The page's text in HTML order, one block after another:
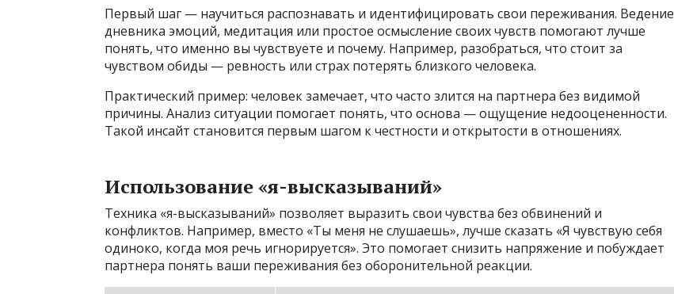
Первый шаг — научиться распознавать и идентифицировать свои переживания. Ведение
дневника эмоций, медитация или простое осмысление своих чувств помогают лучше
понять, что именно вы чувствуете и почему. Например, разобраться, что стоит за
чувством обиды — ревность или страх потерять близкого человека.
Практический пример: человек замечает, что часто злится на партнера без видимой
причины. Анализ ситуации помогает понять, что основа — ощущение недооцененности.
Такой инсайт становится первым шагом к честности и открытости в отношениях.
Использование «я-высказываний»
Техника «я-высказываний» позволяет выразить свои чувства без обвинений и
конфликтов. Например, вместо «Ты меня не слушаешь», лучше сказать «Я чувствую себя
одиноко, когда моя речь игнорируется». Это помогает снизить напряжение и побуждает
партнера понять ваши переживания без оборонительной реакции.